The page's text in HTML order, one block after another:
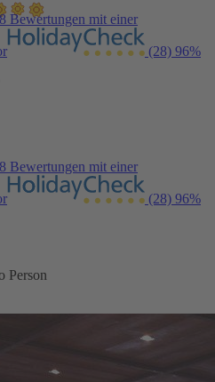
Bewertungen mit einer
(28) 96%
Bewertungen mit einer
(28) 96%
Person